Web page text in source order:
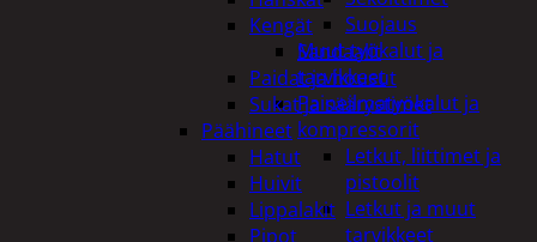
Suojaus
Muut työkalut ja
tarvikkeet
Paineilmatyökalut ja
kompressorit
Letkut, liittimet ja
pistoolit
Letkut ja muut
tarvikkeet
Kengät
Sandaalit
Paidat ja housut
Sukat ja säärystimet
Päähineet
Hatut
Huivit
Lippalakit
Pipot